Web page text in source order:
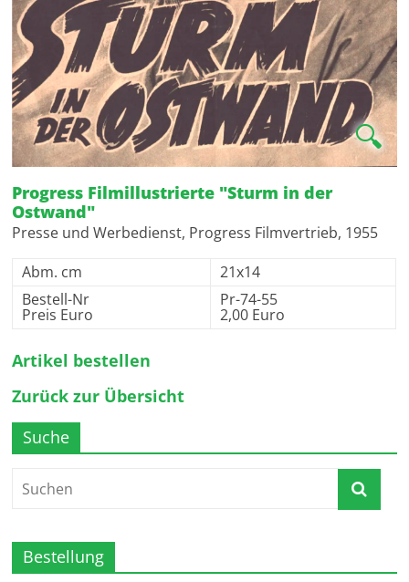
🔍
Progress Filmillustrierte "Sturm in der
Ostwand"
Presse und Werbedienst, Progress Filmvertrieb, 1955
Abm. cm
21x14
Bestell-Nr
Preis Euro
Pr-74-55
2,00 Euro
Artikel bestellen
Zurück zur Übersicht
Suche
Bestellung